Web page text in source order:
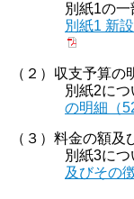
別紙1の一
別紙1 新
（２）収支予算の
別紙2に
の明細（
（３）料金の額及
別紙3につ
及びその